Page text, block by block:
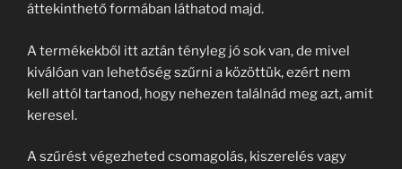
áttekinthető formában láthatod majd.
A termékekből itt aztán tényleg jó sok van, de mivel
kiválóan van lehetőség szűrni a közöttük, ezért nem
kell attól tartanod, hogy nehezen találnád meg azt, amit
keresel.
A szűrést végezheted csomagolás, kiszerelés vagy